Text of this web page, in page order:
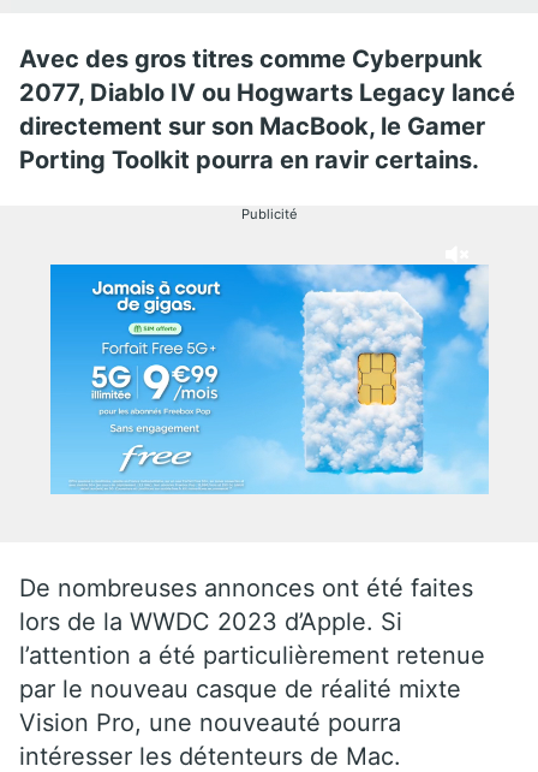
Avec des gros titres comme Cyberpunk
2077, Diablo IV ou Hogwarts Legacy lancé
directement sur son MacBook, le Gamer
Porting Toolkit pourra en ravir certains.
Publicité
De nombreuses annonces ont été faites
lors de la WWDC 2023 d’Apple. Si
l’attention a été particulièrement retenue
par le nouveau casque de réalité mixte
Vision Pro, une nouveauté pourra
intéresser les détenteurs de Mac.